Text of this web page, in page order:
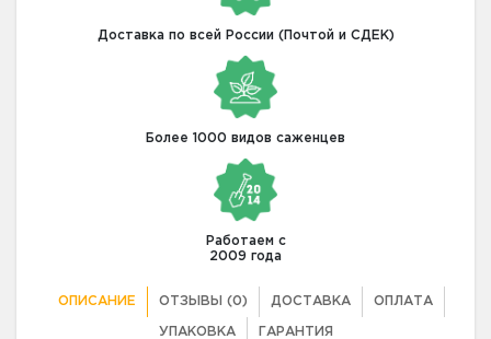
Доставка по всей России (Почтой и СДЕК)
Более 1000 видов саженцев
Работаем с
2009 года
ОПИСАНИЕ ОТЗЫВЫ (0) ДОСТАВКА ОПЛАТА
УПАКОВКА ГАРАНТИЯ